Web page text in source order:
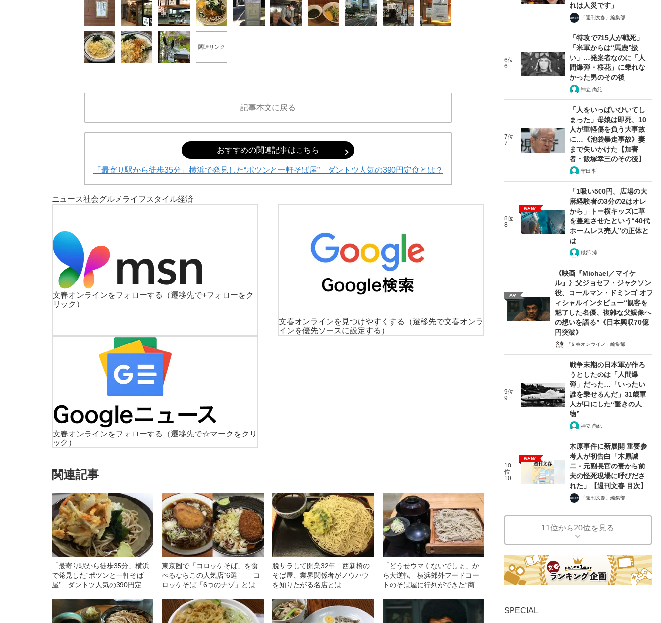
関連リンク
記事本文に戻る
おすすめの関連記事はこちら
「最寄り駅から徒歩35分」横浜で発見した“ポツンと一軒そば屋” ダントツ人気の390円定食とは？
ニュース社会グルメ ライフスタイル経済
文春オンラインをフォローする
（遷移先で+フォローをク
リック）
文春オンラインを見つけやすくする
（遷移先で文春オンラ
インを優先ソースに設定する）
文春オンラインをフォローする
（遷移先で☆マークをクリ
ック）
関連記事
「最寄り駅から徒歩35分」横浜
で発見した“ポツンと一軒そば
屋” ダントツ人気の390円定食
東京圏で「コロッケそば」を食
べるならこの人気店“6選”――コ
ロッケそば「6つのナゾ」とは
脱サラして開業32年 西新橋の
そば屋、業界関係者がノウハウ
を知りたがる名店とは
「どうせウマくないでしょ」か
ら大逆転 横浜郊外フードコー
トのそば屋に行列ができた“商売
れは人災です」
「週刊文春」編集部
6位
6
「特攻で715人が戦死」
「米軍からは“馬鹿”扱
い」…発案者なのに「人
間爆弾・桜花」に乗れな
かった男のその後
神立 尚紀
7位
7
「人をいっぱいひいてし
まった」母娘は即死、10
人が重軽傷を負う大事故
に…《池袋暴走事故》妻
まで失いかけた【加害
者・飯塚幸三のその後】
守田 哲
8位
8
NEW
「1吸い500円。広場の大
麻経験者の3分の2はオレ
から」トー横キッズに草
を蔓延させたという“40代
ホームレス売人”の正体と
は
磯部 涼
PR
《映画『Michael／マイケ
ル』》父ジョセフ・ジャクソン
役、コールマン・ドミンゴ オフ
ィシャルインタビュー“観客を
魅了した名優、複雑な父親像へ
の想いを語る”《日本興収70億
円突破》
「文春オンライン」編集部
9位
9
戦争末期の日本軍が作ろ
うとしたのは「人間爆
弾」だった…「いったい
誰を乗せるんだ」31歳軍
人が口にした“驚きの人
物”
神立 尚紀
10
位
10
NEW
木原事件に新展開 重要参
考人が初告白「木原誠
二・元副長官の妻から前
夫の怪死現場に呼びださ
れた」【週刊文春 目次】
「週刊文春」編集部
11位から20位を見る
SPECIAL